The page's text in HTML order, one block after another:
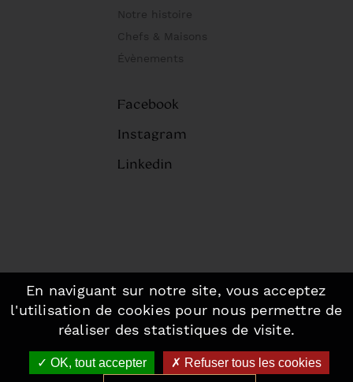
Notre histoire
Chefs & Maisons
Évènements
Facebook
Instagram
Linkedin
©2026 Fou de Pâtisserie, Paris.
Mentions légales - Plan du site
Made with love by Altimax
En naviguant sur notre site, vous acceptez
l'utilisation de cookies pour nous permettre de
réaliser des statistiques de visite.
OK, tout accepter Refuser tous les cookies